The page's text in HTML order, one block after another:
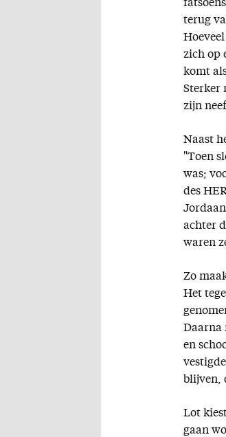
terug
zich op
komt
Sterker
zijn
Naast
"Toen
was;
des
achter
waren
Zo
Het
Daarna
en
blijven,
Lot
gaan